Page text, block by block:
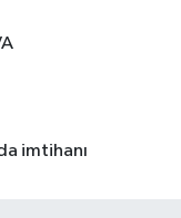
imtihanı